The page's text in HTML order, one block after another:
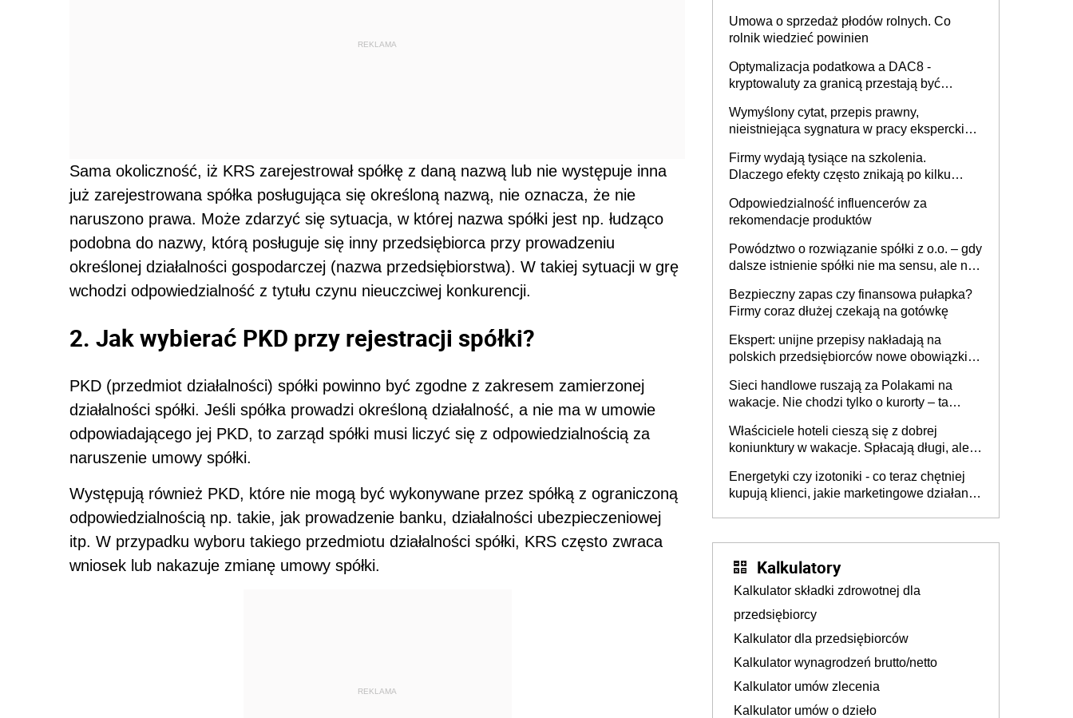
REKLAMA
Sama okoliczność, iż KRS zarejestrował spółkę z daną nazwą lub nie występuje inna
już zarejestrowana spółka posługująca się określoną nazwą, nie oznacza, że nie
naruszono prawa. Może zdarzyć się sytuacja, w której nazwa spółki jest np. łudząco
podobna do nazwy, którą posługuje się inny przedsiębiorca przy prowadzeniu
określonej działalności gospodarczej (nazwa przedsiębiorstwa). W takiej sytuacji w grę
wchodzi odpowiedzialność z tytułu czynu nieuczciwej konkurencji.
2. Jak wybierać PKD przy rejestracji spółki?
PKD (przedmiot działalności) spółki powinno być zgodne z zakresem zamierzonej
działalności spółki. Jeśli spółka prowadzi określoną działalność, a nie ma w umowie
odpowiadającego jej PKD, to zarząd spółki musi liczyć się z odpowiedzialnością za
naruszenie umowy spółki.
Występują również PKD, które nie mogą być wykonywane przez spółką z ograniczoną
odpowiedzialnością np. takie, jak prowadzenie banku, działalności ubezpieczeniowej
itp. W przypadku wyboru takiego przedmiotu działalności spółki, KRS często zwraca
wniosek lub nakazuje zmianę umowy spółki.
REKLAMA
Umowa o sprzedaż płodów rolnych. Co
rolnik wiedzieć powinien
Optymalizacja podatkowa a DAC8 -
kryptowaluty za granicą przestają być
Wymyślony cytat, przepis prawny,
nieistniejąca sygnatura w pracy eksperckiej -
firmie
Firmy wydają tysiące na szkolenia.
Dlaczego efekty często znikają po kilku
Odpowiedzialność influencerów za
rekomendacje produktów
Powództwo o rozwiązanie spółki z o.o. – gdy
dalsze istnienie spółki nie ma sensu, ale nie
Bezpieczny zapas czy finansowa pułapka?
Firmy coraz dłużej czekają na gotówkę
Ekspert: unijne przepisy nakładają na
polskich przedsiębiorców nowe obowiązki w
Sieci handlowe ruszają za Polakami na
wakacje. Nie chodzi tylko o kurorty – ta
tam, gdzie wielu spędzi urlop po cichu
Właściciele hoteli cieszą się z dobrej
koniunktury w wakacje. Spłacają długi, ale
Energetyki czy izotoniki - co teraz chętniej
kupują klienci, jakie marketingowe działania
Kalkulatory
Kalkulator składki zdrowotnej dla
przedsiębiorcy
Kalkulator dla przedsiębiorców
Kalkulator wynagrodzeń brutto/netto
Kalkulator umów zlecenia
Kalkulator umów o dzieło